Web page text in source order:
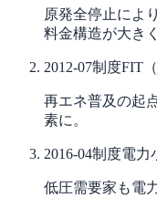
原発全停止によ
料金構造が大き
2012-07制度FIT
再エネ普及の起
素に。
2016-04制度電力
低圧需要家も電